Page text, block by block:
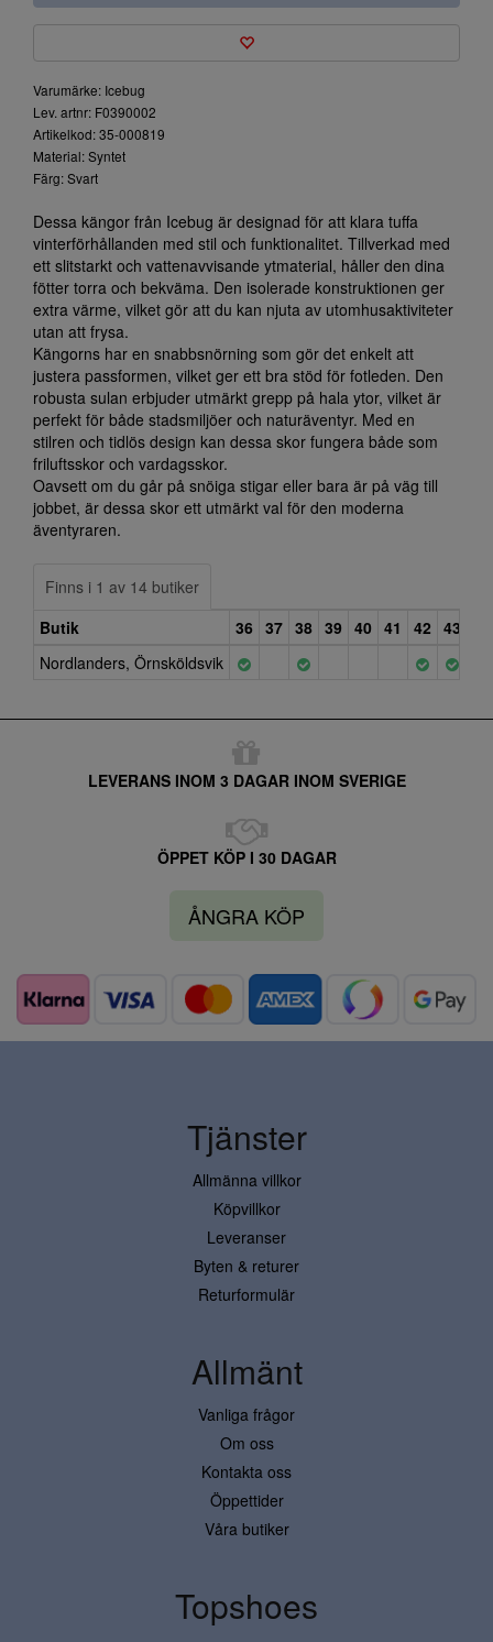
Varumärke: Icebug
Lev. artnr: F0390002
Artikelkod: 35-000819
Material: Syntet
Färg: Svart
Dessa kängor från Icebug är designad för att klara tuffa
vinterförhållanden med stil och funktionalitet. Tillverkad med
ett slitstarkt och vattenavvisande ytmaterial, håller den dina
fötter torra och bekväma. Den isolerade konstruktionen ger
extra värme, vilket gör att du kan njuta av utomhusaktiviteter
utan att frysa.
Kängorns har en snabbsnörning som gör det enkelt att
justera passformen, vilket ger ett bra stöd för fotleden. Den
robusta sulan erbjuder utmärkt grepp på hala ytor, vilket är
perfekt för både stadsmiljöer och naturäventyr. Med en
stilren och tidlös design kan dessa skor fungera både som
friluftsskor och vardagsskor.
Oavsett om du går på snöiga stigar eller bara är på väg till
jobbet, är dessa skor ett utmärkt val för den moderna
äventyraren.
Finns i 1 av 14 butiker
Butik
36 37 38 39 40 41 42 43
Nordlanders, Örnsköldsvik
LEVERANS INOM 3 DAGAR INOM SVERIGE
ÖPPET KÖP I 30 DAGAR
ÅNGRA KÖP
Tjänster
Allmänna villkor
Köpvillkor
Leveranser
Byten & returer
Returformulär
Allmänt
Vanliga frågor
Om oss
Kontakta oss
Öppettider
Våra butiker
Topshoes